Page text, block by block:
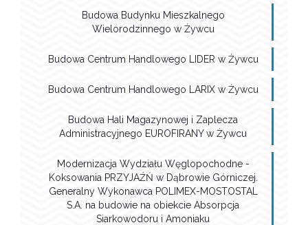
Budowa Budynku Mieszkalnego
Wielorodzinnego w Żywcu
Budowa Centrum Handlowego LIDER w Żywcu
Budowa Centrum Handlowego LARIX w Żywcu
Budowa Hali Magazynowej i Zaplecza
Administracyjnego EUROFIRANY w Żywcu
Modernizacja Wydziału Węglopochodne -
Koksowania PRZYJAŹŃ w Dąbrowie Górniczej.
Generalny Wykonawca POLIMEX-MOSTOSTAL
S.A. na budowie na obiekcie Absorpcja
Siarkowodoru i Amoniaku